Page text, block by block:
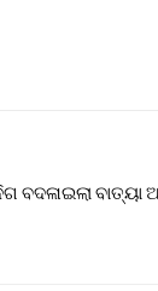
ବଦଳାଇଲା ବାତ୍ୟା